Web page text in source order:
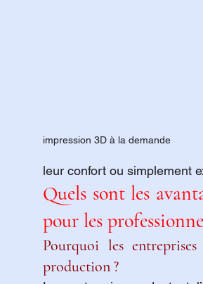
impression 3D à la demande
leur confort ou simplement
Quels sont les
pour les
Pourquoi les
production ?